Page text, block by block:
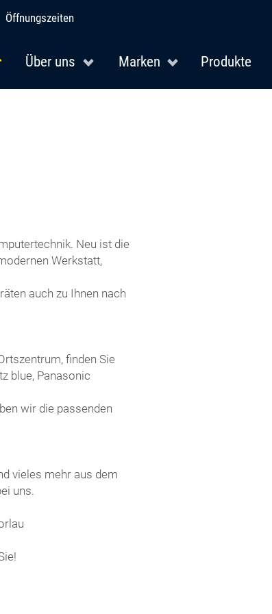
Öffnungszeiten
Über uns Marken Produkte
Neu ist die
Werkstatt,
auch zu Ihnen nach
finden Sie
blue, Panasonic
wir die passenden
vieles mehr aus dem
uns.